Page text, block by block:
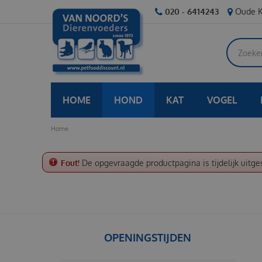
Home
020 - 6414243 Oude
HOME HOND KAT VOGEL
Fout! De opgevraagde productpagina is tijdelijk
OPENINGSTIJDEN